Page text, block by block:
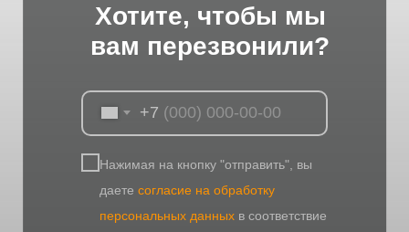
Хотите, чтобы мы
вам перезвонили?
+7
Нажимая на кнопку "отправить", вы
даете согласие на обработку
персональных данных в соответствие